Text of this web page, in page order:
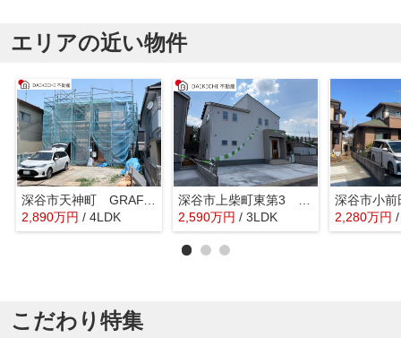
エリアの近い物件
深谷市天神町 GRAFARE 新築戸建 全2棟 1号棟
2,890万円 / 4LDK
深谷市上柴町東第3 リーブルガーデン 新築戸建 全2棟 1号棟
2,590万円 / 3LDK 2,280万円
こだわり特集